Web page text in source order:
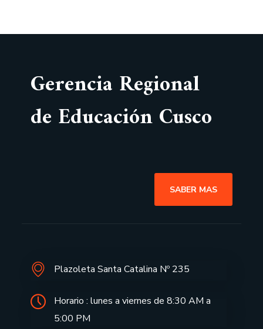
Gerencia Regional
de Educación Cusco
SABER MAS
Plazoleta Santa Catalina Nº 235
Horario : lunes a viernes de 8:30 AM a
5:00 PM